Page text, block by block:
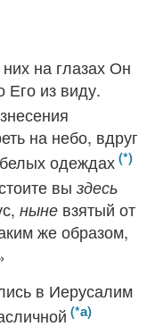
на глазах Он
Его из виду.
на небо, вдруг
одеждах
вы здесь
ныне взятый от
же образом,
в Иерусалим